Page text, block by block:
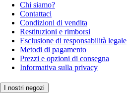
Chi siamo?
Contattaci
Condizioni di vendita
Restituzioni e rimborsi
Esclusione di responsabilità legale
Metodi di pagamento
Prezzi e opzioni di consegna
Informativa sulla privacy
I nostri negozi